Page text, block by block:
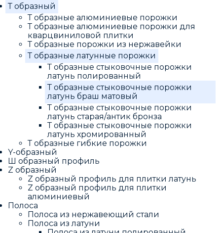
Т образный
Т образные алюминиевые порожки
Т образные алюминиевые порожки для
кварцвиниловой плитки
Т образные порожки из нержавейки
Т образные латунные порожки
Т образные стыковочные порожки
латунь полированный
Т образные стыковочные порожки
латунь браш матовый
Т образные стыковочные порожки
латунь старая/антик бронза
Т образные стыковочные порожки
латунь хромированный
Т образные гибкие порожки
Y-образный
Ш образный профиль
Z образный
Z образный профиль для плитки латунь
Z образный профиль для плитки
алюминиевый
Полоса
Полоса из нержавеющий стали
Полоса из латуни